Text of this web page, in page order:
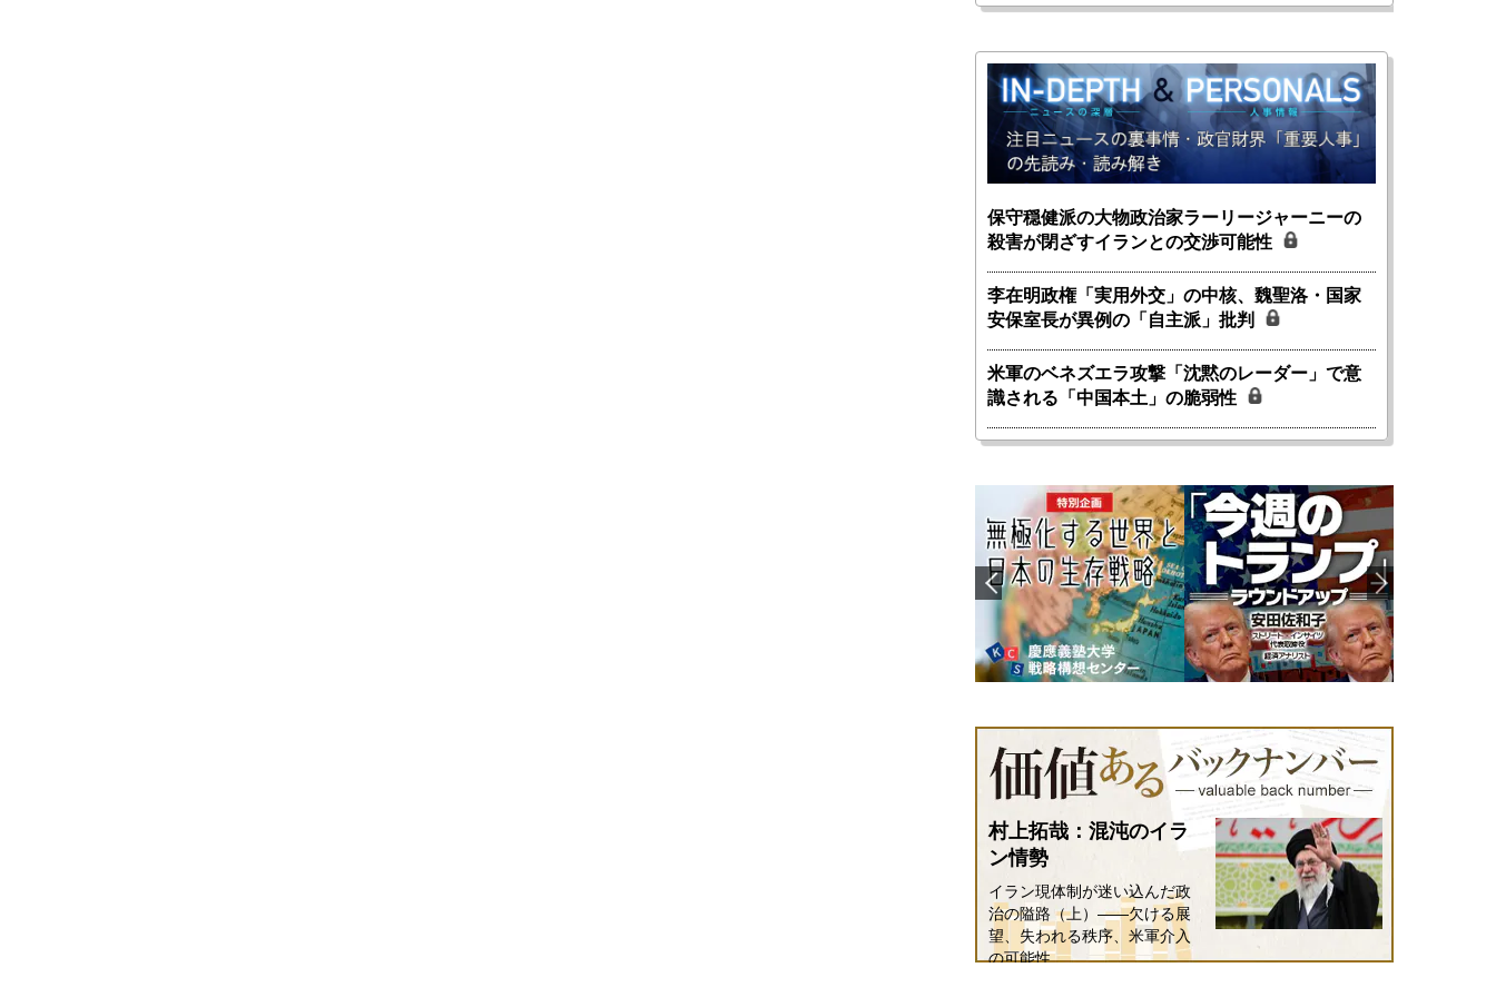
保守穏健派の大物政治家ラーリージャーニーの
殺害が閉ざすイランとの交渉可能性
李在明政権「実用外交」の中核、魏聖洛・国家
安保室長が異例の「自主派」批判
米軍のベネズエラ攻撃「沈黙のレーダー」で意
識される「中国本土」の脆弱性
村上拓哉：混沌のイラ
ン情勢
イラン現体制が迷い込んだ政
治の隘路（上）――欠ける展
望、失われる秩序、米軍介入
の可能性